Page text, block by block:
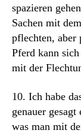
spazieren
Sachen mit
pflechten, aber
Pferd kann
mit der
10. Ich habe
genauer
was man mit